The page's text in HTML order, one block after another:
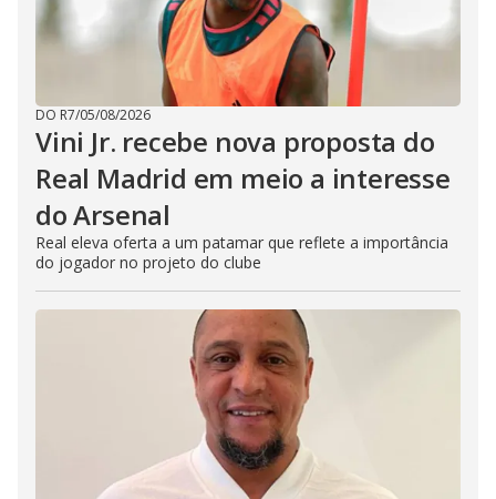
DO R7/05/08/2026
Vini Jr. recebe nova proposta do
Real Madrid em meio a interesse
do Arsenal
Real eleva oferta a um patamar que reflete a importância
do jogador no projeto do clube